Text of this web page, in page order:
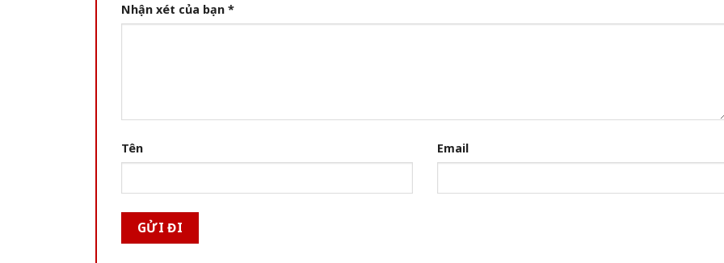
Nhận xét của bạn *
Tên Email